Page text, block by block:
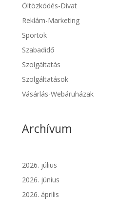
Öltözködés-Divat
Reklám-Marketing
Sportok
Szabadidő
Szolgáltatás
Szolgáltatások
Vásárlás-Webáruházak
Archívum
2026. július
2026. június
2026. április